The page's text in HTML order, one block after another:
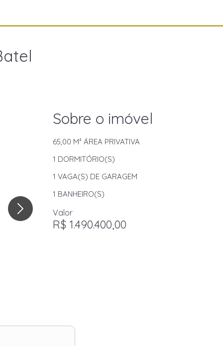
Sobre o imóvel
65,00 M² ÁREA PRIVATIVA
1 DORMITÓRIO(S)
1 VAGA(S) DE GARAGEM
1 BANHEIRO(S)
Valor
R$ 1.490.400,00